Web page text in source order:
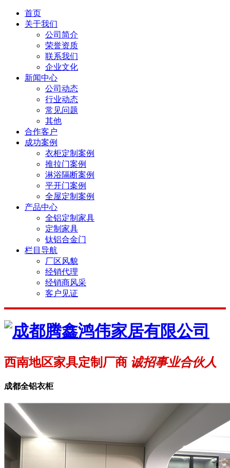
首页
关于我们
公司简介
荣誉资质
联系我们
企业文化
新闻中心
公司动态
行业动态
常见问题
其他
合作客户
成功案例
衣柜定制案例
推拉门案例
淋浴隔断案例
平开门案例
全屋定制案例
产品中心
全铝定制家具
定制家具
钛铝合金门
栏目导航
厂区风貌
经销代理
经销商风采
客户见证
西南地区家具定制厂商 诚招事业合伙人
成都全铝衣柜